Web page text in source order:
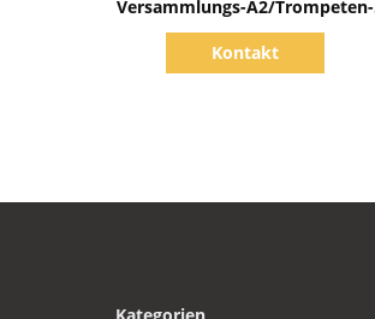
Versammlungs-A2/Trompeten-
Hauptgrobgewinde-Schrauben
Kontakt